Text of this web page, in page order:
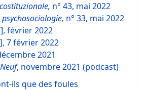
n° 43, mai 2022
n° 33, mai 2022
février 2022
7 février 2022
2021
, novembre 2021 (podcast)
ils que des foules